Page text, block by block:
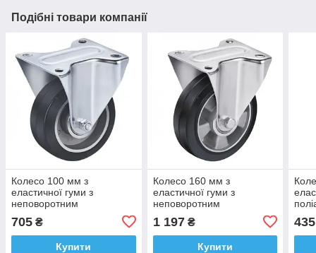
Подібні товари компанії
Колесо 100 мм з
еластичної гуми з
неповоротним
кронштейном "Standard"
(200 кг)
705 ₴
Купити
Колесо 160 мм з
еластичної гуми з
неповоротним
кронштейном "Standard"
(400 кг)
1 197₴
Купити
435